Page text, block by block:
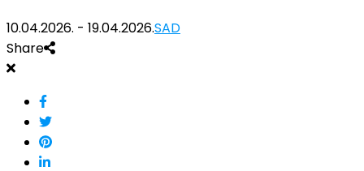
10.04.2026. - 19.04.2026.SAD
Share